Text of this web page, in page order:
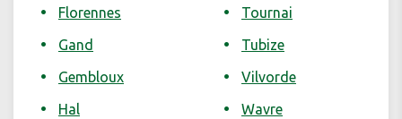
Florennes
Gand
Gembloux
Hal
Tournai
Tubize
Vilvorde
Wavre